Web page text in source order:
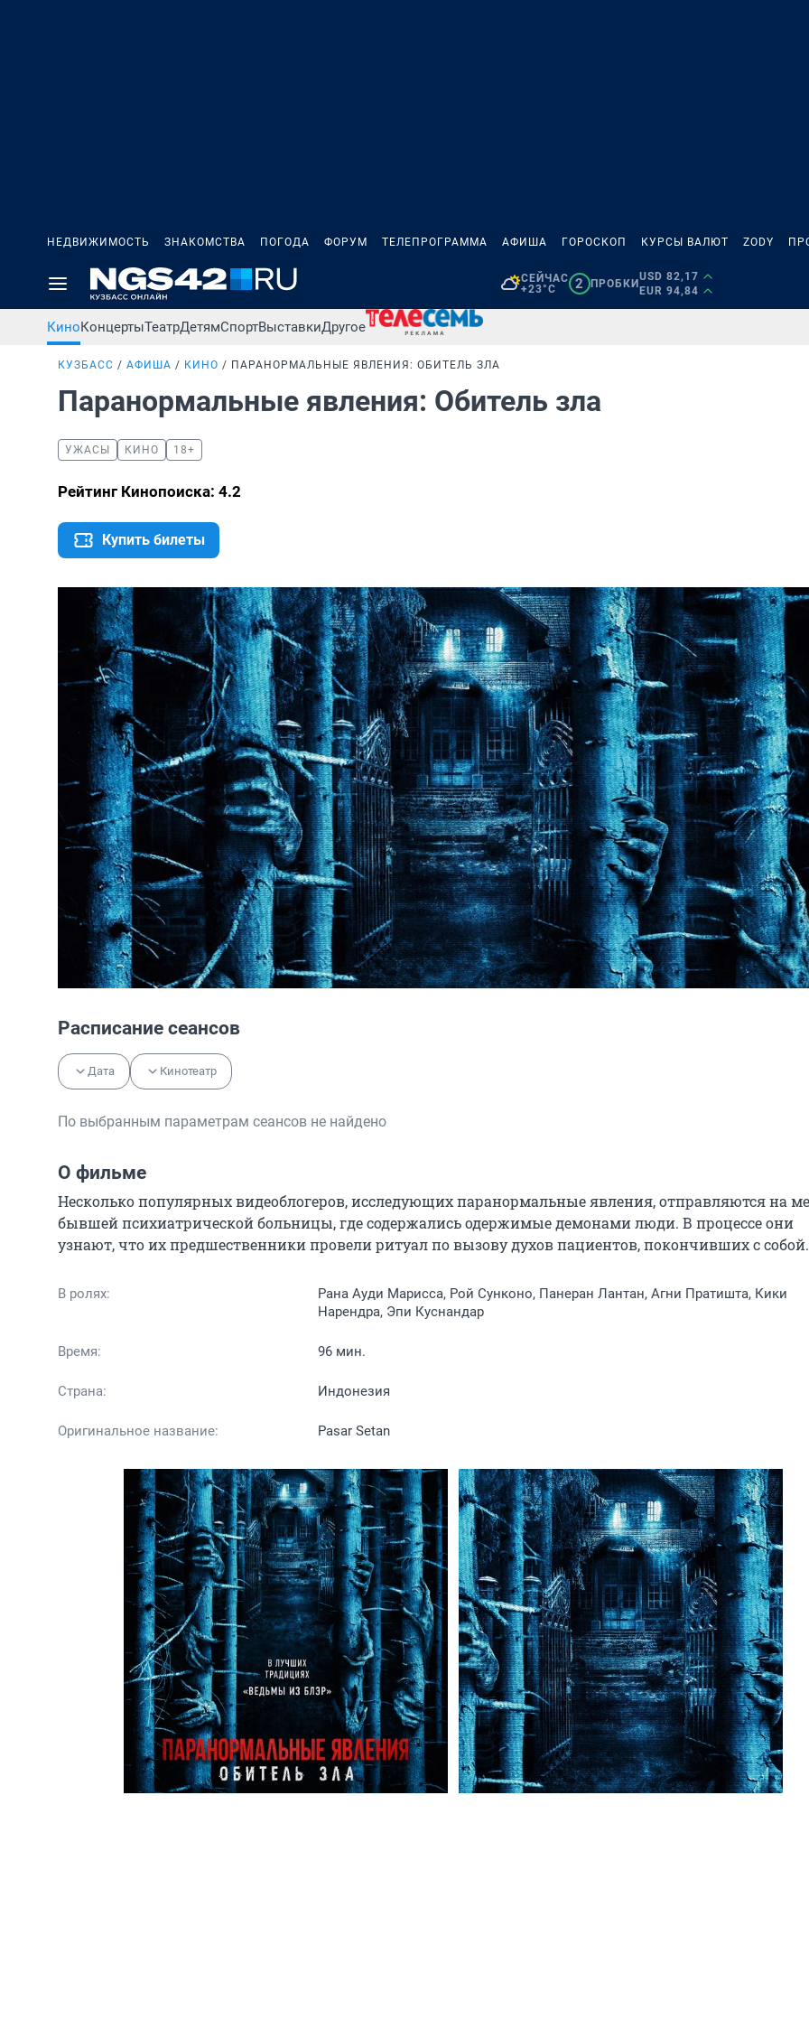
НЕДВИЖИМОСТЬ ЗНАКОМСТВА ПОГОДА ФОРУМ ТЕЛЕПРОГРАММА АФИША ГОРОСКОП КУРСЫ ВАЛЮТ ZODY
СЕЙЧАС
+23°C
2 ПРОБКИ
USD 82,17
EUR 94,84
КиноКонцертыТеатрДетямСпортВыставкиДругое
КУЗБАСС АФИША КИНО ПАРАНОРМАЛЬНЫЕ ЯВЛЕНИЯ: ОБИТЕЛЬ ЗЛА
Паранормальные явления: Обитель зла
УЖАСЫ КИНО 18+
Рейтинг Кинопоиска: 4.2
Купить билеты
Расписание сеансов
Дата Кинотеатр
По выбранным параметрам сеансов не найдено
О фильме
Несколько популярных видеоблогеров, исследующих паранормальные явления, отправляются на
бывшей психиатрической больницы, где содержались одержимые демонами люди. В процессе они
узнают, что их предшественники провели ритуал по вызову духов пациентов, покончивших с собой.
В ролях:
Рана Ауди Марисса, Рой Сунконо, Панеран Лантан, Агни Пратишта, Кики
Нарендра, Эпи Куснандар
Время: 96 мин.
Страна: Индонезия
Оригинальное название: Pasar Setan